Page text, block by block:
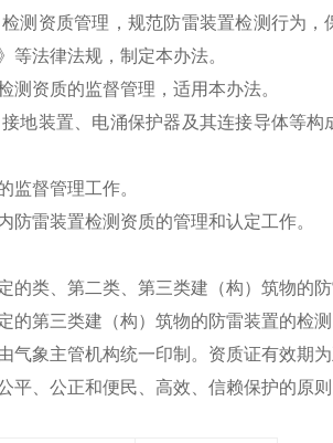
资质管理，规范防雷装置检测行为，
等法律法规，制定本办法。
资质的监督管理，适用本办法。
地装置、电涌保护器及其连接导体等
督管理工作。
雷装置检测资质的管理和认定工作。
类、第二类、第三类建（构）筑物的防
第三类建（构）筑物的防雷装置的检测
象主管机构统一印制。资质证有效期为
、公正和便民、高效、信赖保护的原则